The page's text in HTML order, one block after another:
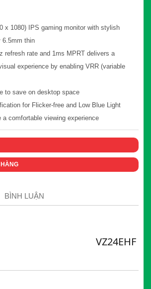
x 1080) IPS gaming monitor with stylish
6.5mm thin
refresh rate and 1ms MPRT delivers a
experience by enabling VRR (variable
to save on desktop space
for Flicker-free and Low Blue Light
a comfortable viewing experience
BÌNH LUẬN
VZ24EHF